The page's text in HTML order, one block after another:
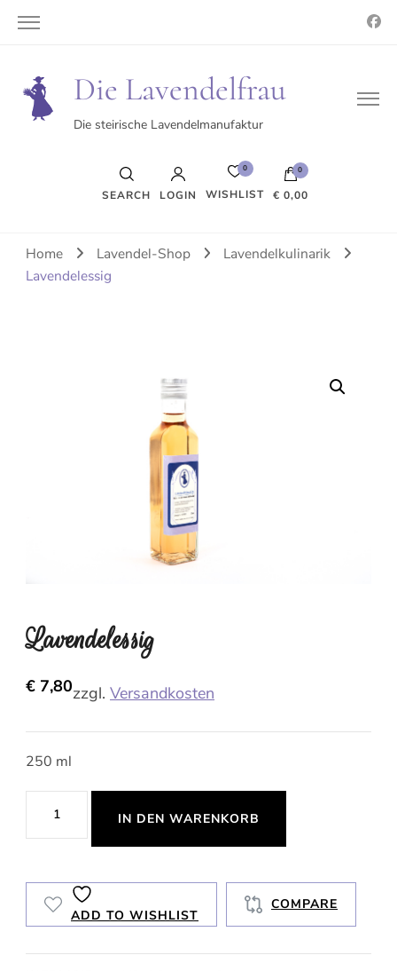
Die Lavendelfrau
Die steirische Lavendelmanufaktur
SEARCH LOGIN
0
WISHLIST
0
€ 0,00
Es befinden sich keine Produkte im Warenkorb.
Home Lavendel-Shop
Lavendelkulinarik
Lavendelessig
Lavendelessig
€ 7,80zzgl. Versandkosten
250 ml
Lavendelessig
Menge
IN DEN WARENKORB
ADD TO WISHLIST
COMPARE